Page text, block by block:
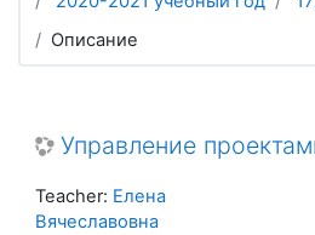
Описание
Управление
Teacher: Елена
Вячеславовна